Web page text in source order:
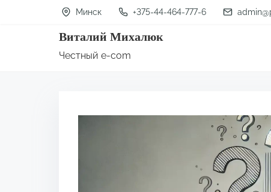
Минск +375-44-464-777-6
Виталий Михалюк
Честный e-com